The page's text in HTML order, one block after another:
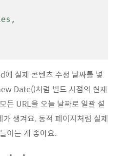
실제 콘텐츠 수정 날짜를 넣
Date()처럼 빌드 시점의 현재
든 URL을 오늘 날짜로 일괄 설
생겨요. 동적 페이지처럼 실제
이는 게 좋아요.